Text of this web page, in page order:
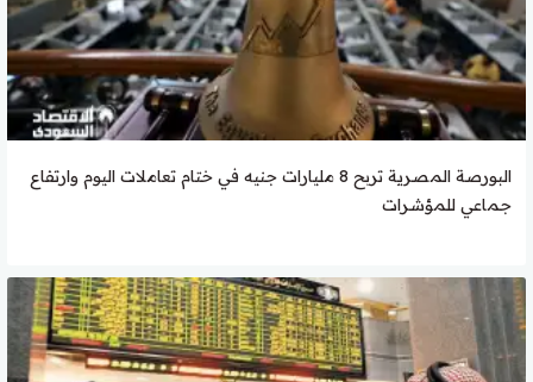
البورصة المصرية تربح 8 مليارات جنيه في ختام تعاملات اليوم وارتفاع
جماعي للمؤشرات